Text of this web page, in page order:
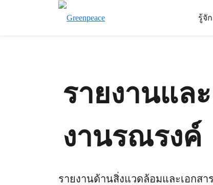
รู้จั
รายงานแล
งานรณรงค์
รายงานด้านสิ่งแวดล้อมและเอกสา